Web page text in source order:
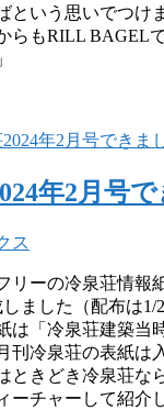
という思いでつけ
らもRILL BAGEL
年2月号
ス
リーの冷泉荘情報
ました（配布は1/
は「冷泉荘建築当
刊冷泉荘の表紙は
ときどき冷泉荘な
ーチャーして紹介